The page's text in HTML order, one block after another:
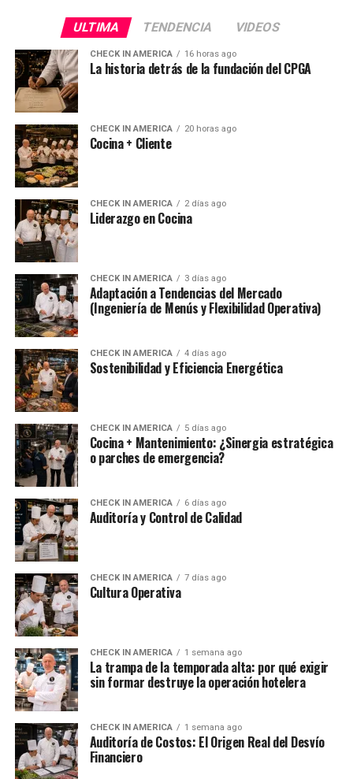
ULTIMA TENDENCIA VIDEOS
CHECK IN AMERICA 16 horas ago
La historia detrás de la fundación del CPGA
CHECK IN AMERICA 20 horas ago
Cocina + Cliente
CHECK IN AMERICA 2 días ago
Liderazgo en Cocina
CHECK IN AMERICA 3 días ago
Adaptación a Tendencias del Mercado
(Ingeniería de Menús y Flexibilidad Operativa)
CHECK IN AMERICA 4 días ago
Sostenibilidad y Eficiencia Energética
CHECK IN AMERICA 5 días ago
Cocina + Mantenimiento: ¿Sinergia estratégica
o parches de emergencia?
CHECK IN AMERICA 6 días ago
Auditoría y Control de Calidad
CHECK IN AMERICA 7 días ago
Cultura Operativa
CHECK IN AMERICA 1 semana ago
La trampa de la temporada alta: por qué exigir
sin formar destruye la operación hotelera
CHECK IN AMERICA 1 semana ago
Auditoría de Costos: El Origen Real del Desvío
Financiero